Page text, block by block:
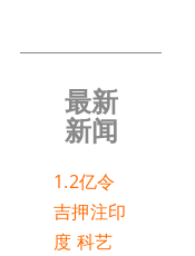
最新
新闻
1.2亿令
吉押注印
度 科艺